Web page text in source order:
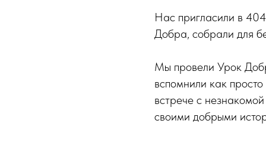
Нас пригласили в
Добра, собрали для
Мы провели Урок
вспомнили как
встрече с
своими добрыми